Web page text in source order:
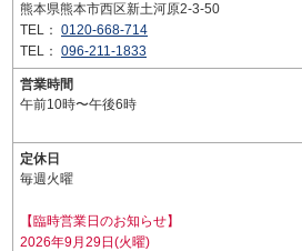
熊本県熊本市西区新土河原2-3-50
TEL： 0120-668-714
TEL： 096-211-1833
営業時間
午前10時〜午後6時
定休日
毎週火曜
【臨時営業日のお知らせ】
2026年9月29日(火曜)